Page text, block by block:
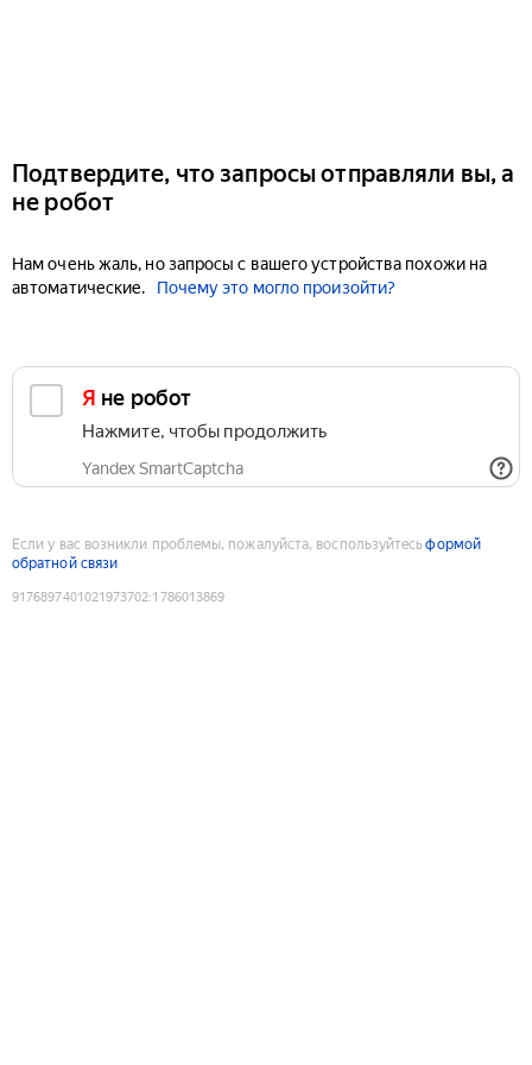
Подтвердите, что запросы отправляли вы, а
не робот
Нам очень жаль, но запросы с вашего устройства похожи на
автоматические.
Почему это могло произойти?
Я не робот
Нажмите, чтобы продолжить
Yandex SmartCaptcha
Если у вас возникли проблемы, пожалуйста, воспользуйтесьформой
обратной связи
9176897401021973702:1786013869